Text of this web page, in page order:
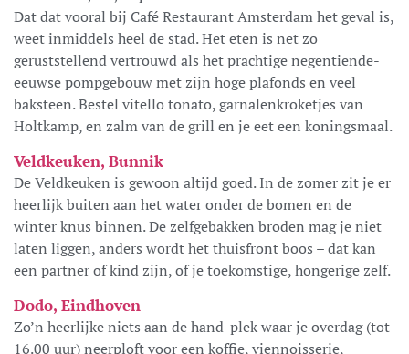
Dat dat vooral bij Café Restaurant Amsterdam het geval is,
weet inmiddels heel de stad. Het eten is net zo
geruststellend vertrouwd als het prachtige negentiende-
eeuwse pompgebouw met zijn hoge plafonds en veel
baksteen. Bestel vitello tonato, garnalenkroketjes van
Holtkamp, en zalm van de grill en je eet een koningsmaal.
Veldkeuken, Bunnik
De Veldkeuken is gewoon altijd goed. In de zomer zit je er
heerlijk buiten aan het water onder de bomen en de
winter knus binnen. De zelfgebakken broden mag je niet
laten liggen, anders wordt het thuisfront boos – dat kan
een partner of kind zijn, of je toekomstige, hongerige zelf.
Dodo, Eindhoven
Zo’n heerlijke niets aan de hand-plek waar je overdag (tot
16.00 uur) neerploft voor een koffie, viennoisserie,